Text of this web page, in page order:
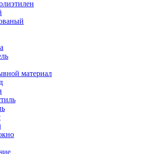
материал